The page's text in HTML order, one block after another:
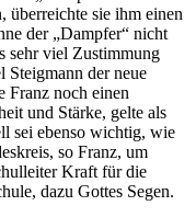
überreichte sie ihm einen
der „Dampfer“ nicht
sehr viel Zustimmung
Steigmann der neue
Franz noch einen
und Stärke, gelte als
sei ebenso wichtig, wie
so Franz, um
Kraft für die
dazu Gottes Segen.